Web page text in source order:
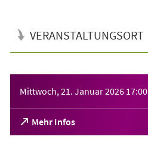
VERANSTALTUNGSORT
Mittwoch, 21. Januar 2026 17:00
Mehr Infos
(Öffnet
in